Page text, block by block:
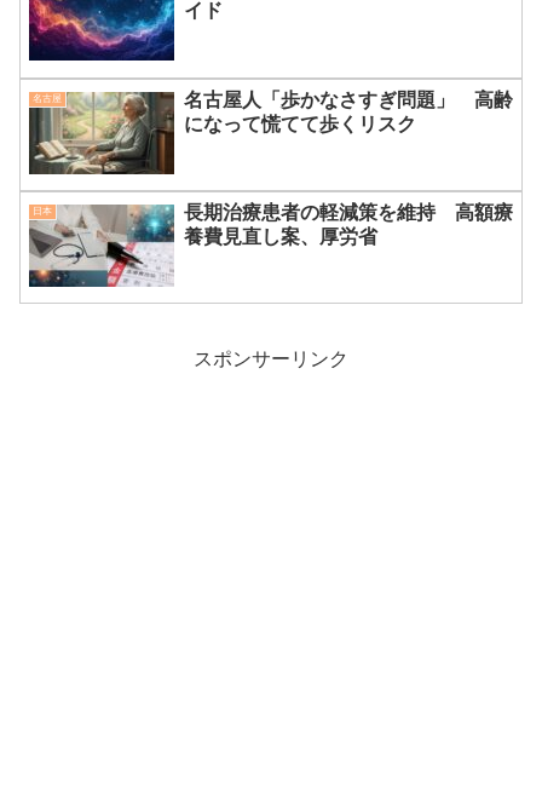
イド
名古屋
名古屋人「歩かなさすぎ問題」 高齢
になって慌てて歩くリスク
日本
長期治療患者の軽減策を維持 高額療
養費見直し案、厚労省
スポンサーリンク